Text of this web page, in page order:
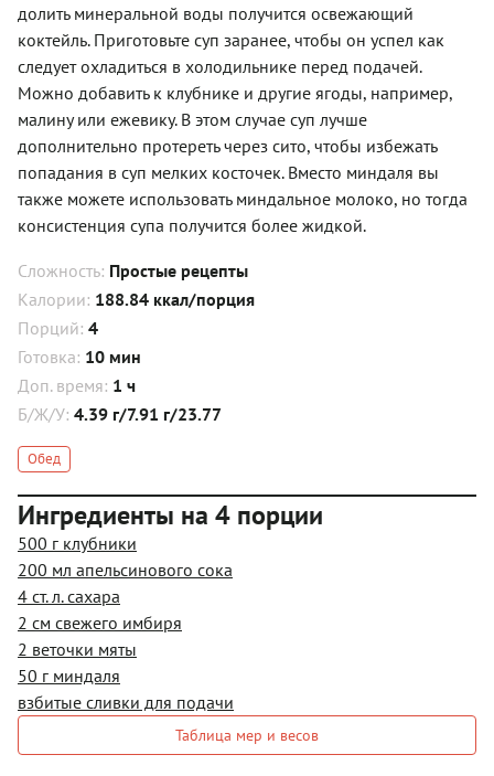
долить минеральной воды получится освежающий
коктейль. Приготовьте суп заранее, чтобы он успел как
следует охладиться в холодильнике перед подачей.
Можно добавить к клубнике и другие ягоды, например,
малину или ежевику. В этом случае суп лучше
дополнительно протереть через сито, чтобы избежать
попадания в суп мелких косточек. Вместо миндаля вы
также можете использовать миндальное молоко, но тогда
консистенция супа получится более жидкой.
Сложность: Простые рецепты
Калории: 188.84 ккал/порция
Порций: 4
Готовка: 10 мин
Доп. время: 1 ч
Б/Ж/У: 4.39 г/7.91 г/23.77
Обед
Ингредиенты на 4 порции
500 г клубники
200 мл апельсинового сока
4 ст. л. сахара
2 см свежего имбиря
2 веточки мяты
50 г миндаля
взбитые сливки для подачи
Таблица мер и весов